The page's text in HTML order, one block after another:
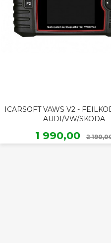
ICARSOFT VAWS V2 -
AUDI/VW/SKODA
Tilbud
1 990,00 2